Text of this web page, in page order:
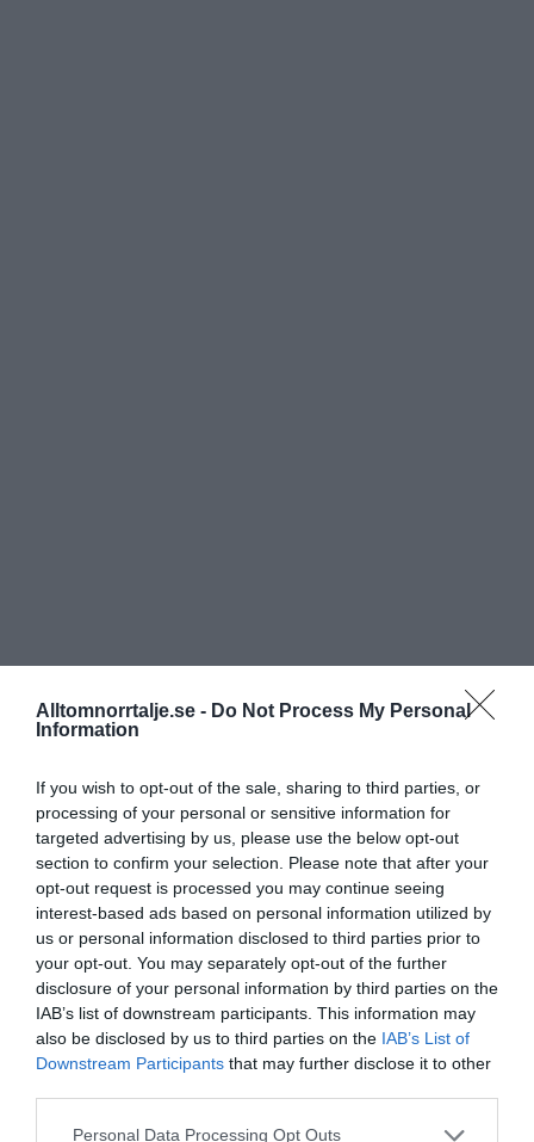
Alltomnorrtalje.se - Do Not Process My Personal
Information
If you wish to opt-out of the sale, sharing to third parties, or
processing of your personal or sensitive information for
targeted advertising by us, please use the below opt-out
section to confirm your selection. Please note that after your
opt-out request is processed you may continue seeing
interest-based ads based on personal information utilized by
us or personal information disclosed to third parties prior to
your opt-out. You may separately opt-out of the further
disclosure of your personal information by third parties on the
IAB’s list of downstream participants. This information may
also be disclosed by us to third parties on the IAB’s List of
Downstream Participants that may further disclose it to other
Personal Data Processing Opt Outs